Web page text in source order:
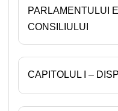
PARLAMENTULUI
CONSILIULUI
CAPITOLUL I –